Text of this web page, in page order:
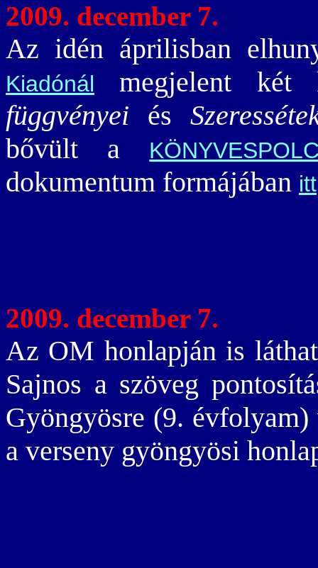
2009. december 7.
Az idén áprilisban
Kiadónál
megjelent két
függvényei és
bővült a
dokumentum formájában itt
2009. december 7.
Az OM honlapján is
Sajnos a szöveg
Gyöngyösre (9.
a verseny gyöngyösi